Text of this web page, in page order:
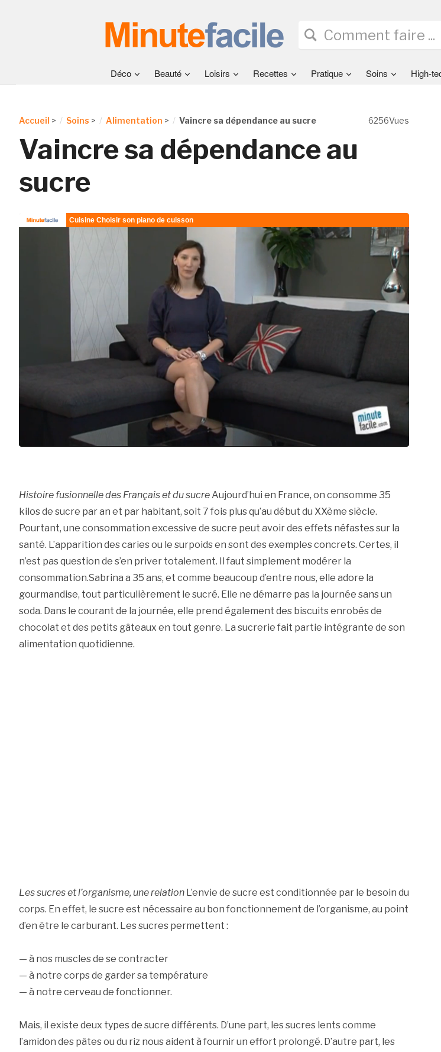
Déco Beauté Loisirs Recettes Pratique Soins High-
6256Vues
Accueil > Soins > Alimentation > Vaincre sa dépendance au sucre
Vaincre sa dépendance au
sucre
Histoire fusionnelle des Français et du sucreAujourd’hui en France, on consomme 35
kilos de sucre par an et par habitant, soit 7 fois plus qu’au début du XXème siècle.
Pourtant, une consommation excessive de sucre peut avoir des effets néfastes sur la
santé. L’apparition des caries ou le surpoids en sont des exemples concrets. Certes, il
n’est pas question de s’en priver totalement. Il faut simplement modérer la
consommation.Sabrina a 35 ans, et comme beaucoup d’entre nous, elle adore la
gourmandise, tout particulièrement le sucré. Elle ne démarre pas la journée sans un
soda. Dans le courant de la journée, elle prend également des biscuits enrobés de
chocolat et des petits gâteaux en tout genre. La sucrerie fait partie intégrante de son
alimentation quotidienne.
Les sucres et l’organisme, une relationL’envie de sucre est conditionnée par le besoin du
corps. En effet, le sucre est nécessaire au bon fonctionnement de l’organisme, au point
d’en être le carburant. Les sucres permettent :
— à nos muscles de se contracter
— à notre corps de garder sa température
— à notre cerveau de fonctionner.
Mais, il existe deux types de sucre différents. D’une part, les sucres lents comme
l’amidon des pâtes ou du riz nous aident à fournir un effort prolongé. D’autre part, les